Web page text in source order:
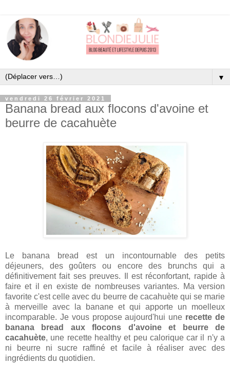
▼
vendredi 26 février 2021
Banana bread aux flocons d'avoine et
beurre de cacahuète
Le banana bread est un incontournable des petits
déjeuners, des goûters ou encore des brunchs qui a
définitivement fait ses preuves. Il est réconfortant, rapide à
faire et il en existe de nombreuses variantes. Ma version
favorite c'est celle avec du beurre de cacahuète qui se marie
à merveille avec la banane et qui apporte un moelleux
incomparable. Je vous propose aujourd'hui une recette de
banana bread aux flocons d'avoine et beurre de
cacahuète, une recette healthy et peu calorique car il n'y a
ni beurre ni sucre raffiné et facile à réaliser avec des
ingrédients du quotidien.